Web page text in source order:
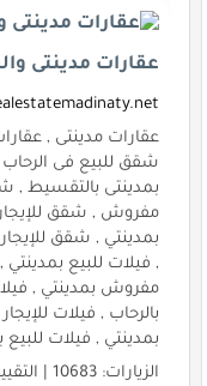
عقارات مدينتى
عقارات مدينتى ,
شقق للبيع فى
بمدينتى بالتقسيط ,
مفروش , شقق
بمدينتي , شقق
, فيلات للبيع بمدينتي ,
مفروش بمدينتي ,
بالرحاب , فيلات
بمدينتي , فيلات للبيع
الزيارات: 10683 | التقييم: 0 | المقيّمين: 0 | الدولة: